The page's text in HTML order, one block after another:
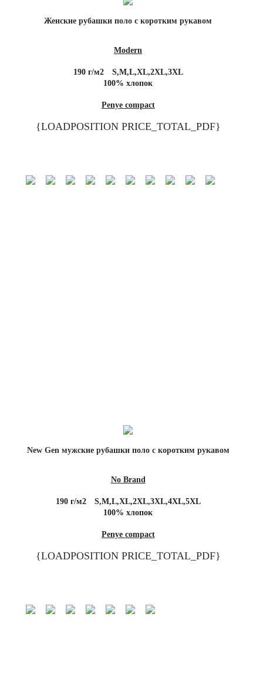
Женские рубашки поло с коротким рукавом
Modern
190 г/м2
S,M,L,XL,2XL,3XL
100% хлопок
Penye compact
{LOADPOSITION PRICE_TOTAL_PDF}
New Gen мужские рубашки поло с коротким рукавом
No Brand
190 г/м2
S,M,L,XL,2XL,3XL,4XL,5XL
100% хлопок
Penye compact
{LOADPOSITION PRICE_TOTAL_PDF}